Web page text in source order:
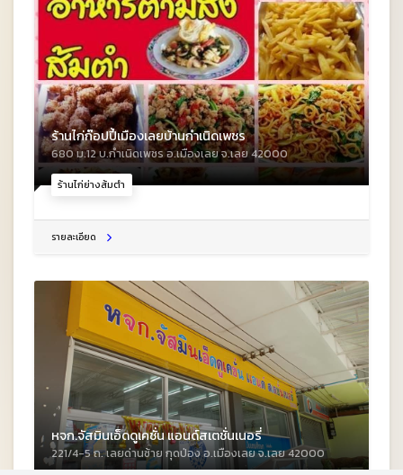
ร้านไก่ย่างส้มตำ
ร้านไก่ก๊อปปี้เมืองเลยบ้านกำเนิดเพชร
680 ม.12 บ.กำเนิดเพชร อ.เมืองเลย จ.เลย 42000
รายละเอียด
หจก.จัสมินเอ็ดดูเคชั่น แอนด์สเตชั่นเนอรี่
221/4-5 ถ. เลยด่านซ้าย กุดป่อง อ.เมืองเลย จ.เลย 42000